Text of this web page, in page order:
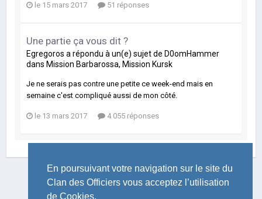
En poursuivant votre navigation sur le site du
Clan des Officiers vous acceptez l’utilisation
de Cookies.
le 15 mars 2017 51 réponses
Une partie ça vous dit ?
Egregoros a répondu à un(e) sujet de D0omHammer
dans Mission Barbarossa, Mission Kursk
Je ne serais pas contre une petite ce week-end mais en
semaine c'est compliqué aussi de mon côté.
le 13 mars 2017 4 055 réponses
LANGUE